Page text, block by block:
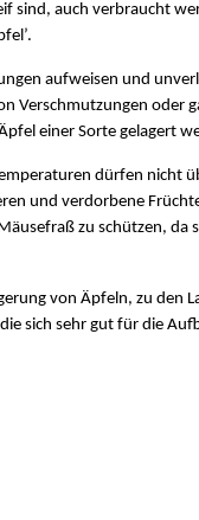
sind, auch verbraucht
aufweisen und
Verschmutzungen oder
einer Sorte gelagert
dürfen nicht
und verdorbene
zu schützen, da
von Äpfeln, zu den
sich sehr gut für die